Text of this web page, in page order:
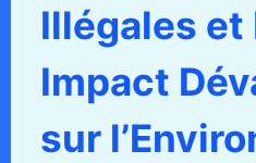
Illégales et
Impact
sur